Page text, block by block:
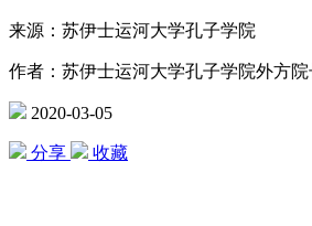
来源：苏伊士运河大学孔子学院
作者：苏伊士运河大学孔子学院外方
2020-03-05
分享 收藏